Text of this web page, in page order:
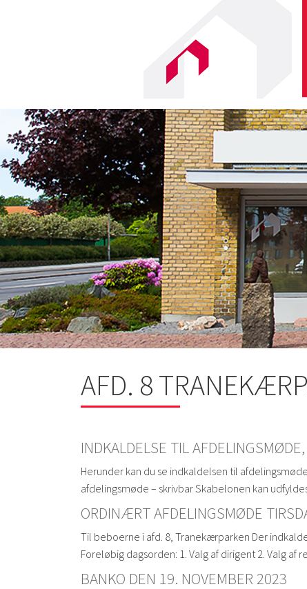
AFD. 8
INDKALDELSE TIL
Herunder kan du se indkaldelsen til
afdelingsmøde – skrivbar Skabelonen kan
ORDINÆRT AFDELINGSMØDE
Til beboerne i afd. 8, Tranekærparken Der
Foreløbig dagsorden: 1. Valg af dirigent 2. Valg af
BANKO DEN 19. NOVEMBER 2023